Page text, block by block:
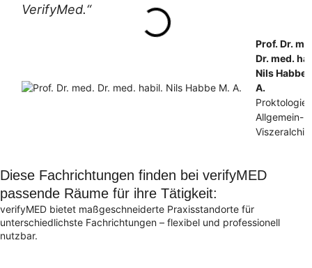
VerifyMed.“
Prof. Dr.
Dr. med.
Nils Habbe
A.
Proktologie,
Allgemein-
Diese Fachrichtungen finden bei verifyMED
passende Räume für ihre Tätigkeit:
verifyMED bietet maßgeschneiderte Praxisstandorte für
unterschiedlichste Fachrichtungen – flexibel und professionell
nutzbar.